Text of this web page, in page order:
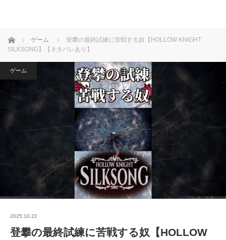
ホーム ゲーム
登攀の最終試練に苦戦する奴【HOLLOW KNIGHT
SILKSONG】【ネタバレあり】
ゲーム
2025.10.22
登攀の最終試練に苦戦する奴【HOLLOW